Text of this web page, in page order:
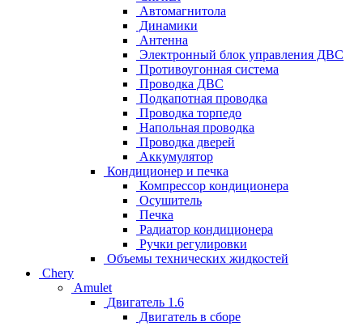
Автомагнитола
Динамики
Антенна
Электронный блок управления ДВС
Противоугонная система
Проводка ДВС
Подкапотная проводка
Проводка торпедо
Напольная проводка
Проводка дверей
Аккумулятор
Кондиционер и печка
Компрессор кондиционера
Осушитель
Печка
Радиатор кондиционера
Ручки регулировки
Объемы технических жидкостей
Chery
Amulet
Двигатель 1.6
Двигатель в сборе